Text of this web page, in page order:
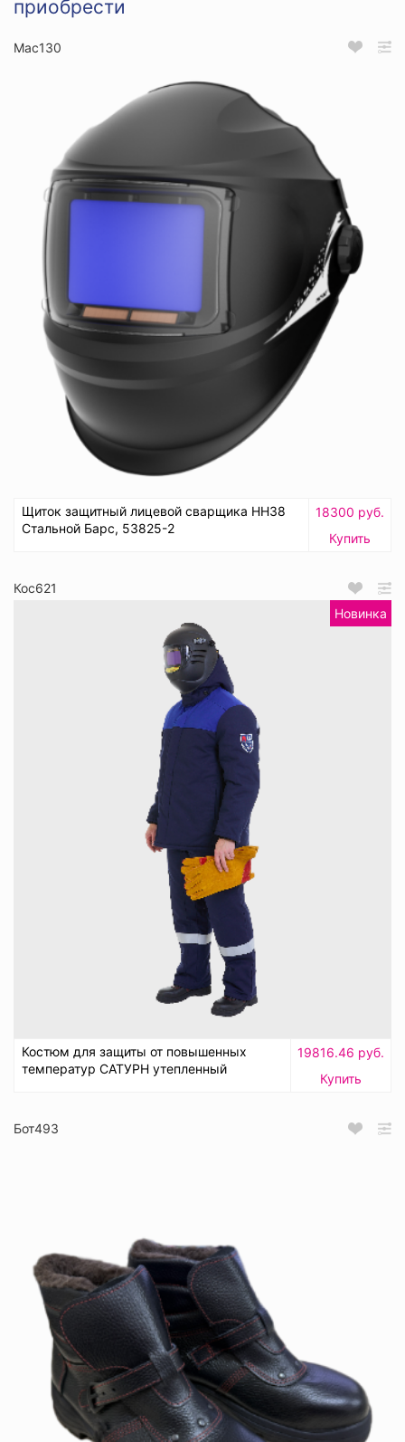
приобрести
Мас130
Щиток защитный лицевой сварщика НН38
Стальной Барс, 53825-2
18300 руб.
Купить
Кос621
Новинка
Костюм для защиты от повышенных
температур САТУРН утепленный
19816.46 руб.
Купить
Бот493